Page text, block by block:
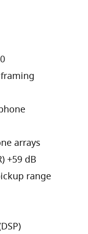
arrays
+59 dB
range